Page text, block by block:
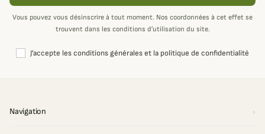
Vous pouvez vous désinscrire à tout moment. Nos coordonnées à cet effet se
trouvent dans les conditions d’utilisation du site.
J'accepte les conditions générales et la politique de confidentialité
Navigation